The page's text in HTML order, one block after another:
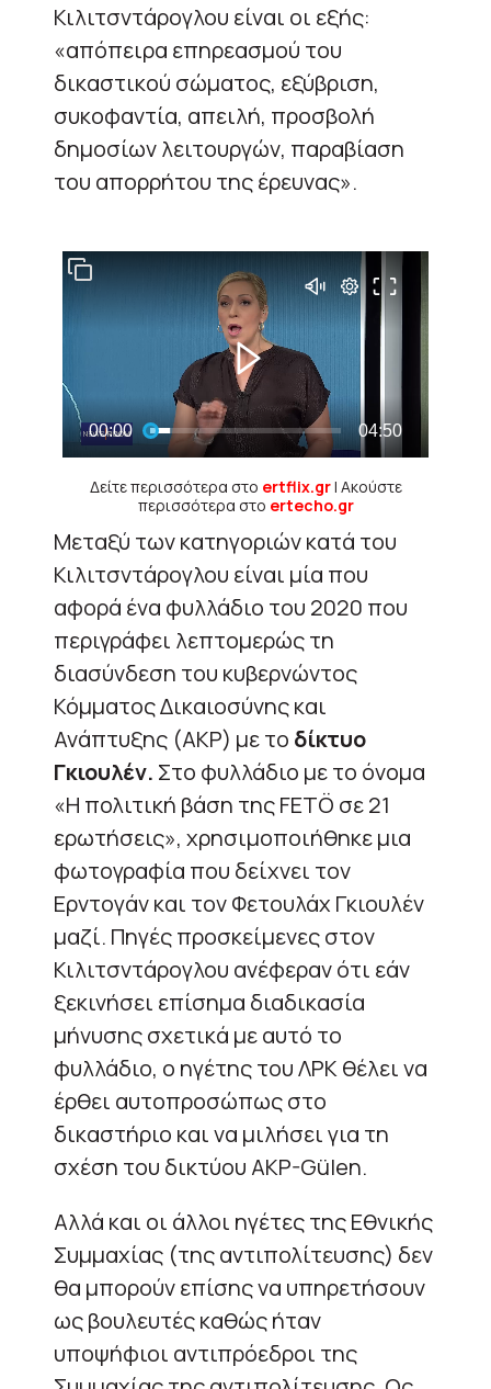
Κιλιτσντάρογλου είναι οι εξής:
«απόπειρα επηρεασμού του
δικαστικού σώματος, εξύβριση,
συκοφαντία, απειλή, προσβολή
δημοσίων λειτουργών, παραβίαση
του απορρήτου της έρευνας».
Δείτε περισσότερα στο ertflix.gr| Ακούστε
περισσότερα στο ertecho.gr
Μεταξύ των κατηγοριών κατά του
Κιλιτσντάρογλου είναι μία που
αφορά ένα φυλλάδιο του 2020 που
περιγράφει λεπτομερώς τη
διασύνδεση του κυβερνώντος
Κόμματος Δικαιοσύνης και
Ανάπτυξης (AKP) με το δίκτυο
Γκιουλέν. Στο φυλλάδιο με το όνομα
«Η πολιτική βάση της FETÖ σε 21
ερωτήσεις», χρησιμοποιήθηκε μια
φωτογραφία που δείχνει τον
Ερντογάν και τον Φετουλάχ Γκιουλέν
μαζί. Πηγές προσκείμενες στον
Κιλιτσντάρογλου ανέφεραν ότι εάν
ξεκινήσει επίσημα διαδικασία
μήνυσης σχετικά με αυτό το
φυλλάδιο, ο ηγέτης του ΛΡΚ θέλει να
έρθει αυτοπροσώπως στο
δικαστήριο και να μιλήσει για τη
σχέση του δικτύου AKP-Gülen.
Αλλά και οι άλλοι ηγέτες της Εθνικής
Συμμαχίας (της αντιπολίτευσης) δεν
θα μπορούν επίσης να υπηρετήσουν
ως βουλευτές καθώς ήταν
υποψήφιοι αντιπρόεδροι της